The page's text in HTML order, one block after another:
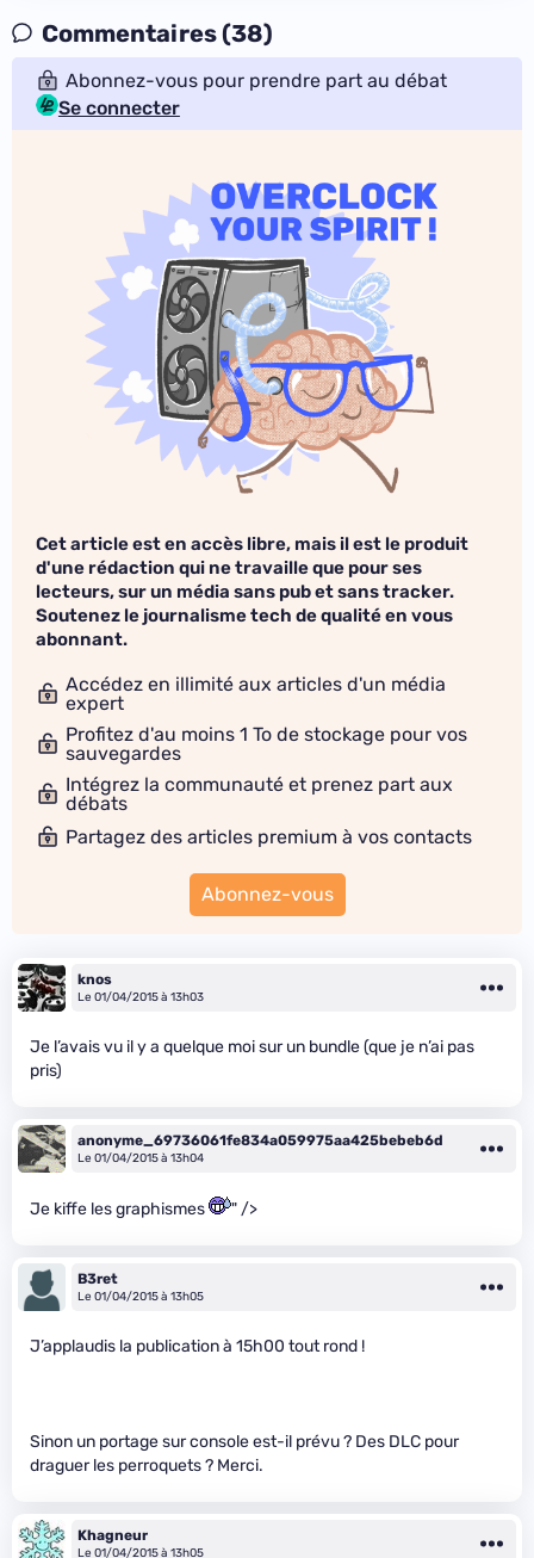
Commentaires (38)
Abonnez-vous pour prendre part au débat
Se connecter
Cet article est en accès libre, mais il est le produit
d'une rédaction qui ne travaille que pour ses
lecteurs, sur un média sans pub et sans tracker.
Soutenez le journalisme tech de qualité en vous
abonnant.
Accédez en illimité aux articles d'un média
expert
Profitez d'au moins 1 To de stockage pour vos
sauvegardes
Intégrez la communauté et prenez part aux
débats
Partagez des articles premium à vos contacts
Abonnez-vous
knos
Le 01/04/2015 à 13h03
Je l’avais vu il y a quelque moi sur un bundle (que je n’ai pas
pris)
anonyme_69736061fe834a059975aa425bebeb6d
Le 01/04/2015 à 13h04
Je kiffe les graphismes " />
B3ret
Le 01/04/2015 à 13h05
J’applaudis la publication à 15h00 tout rond !
Sinon un portage sur console est-il prévu ? Des DLC pour
draguer les perroquets ? Merci.
Khagneur
Le 01/04/2015 à 13h05